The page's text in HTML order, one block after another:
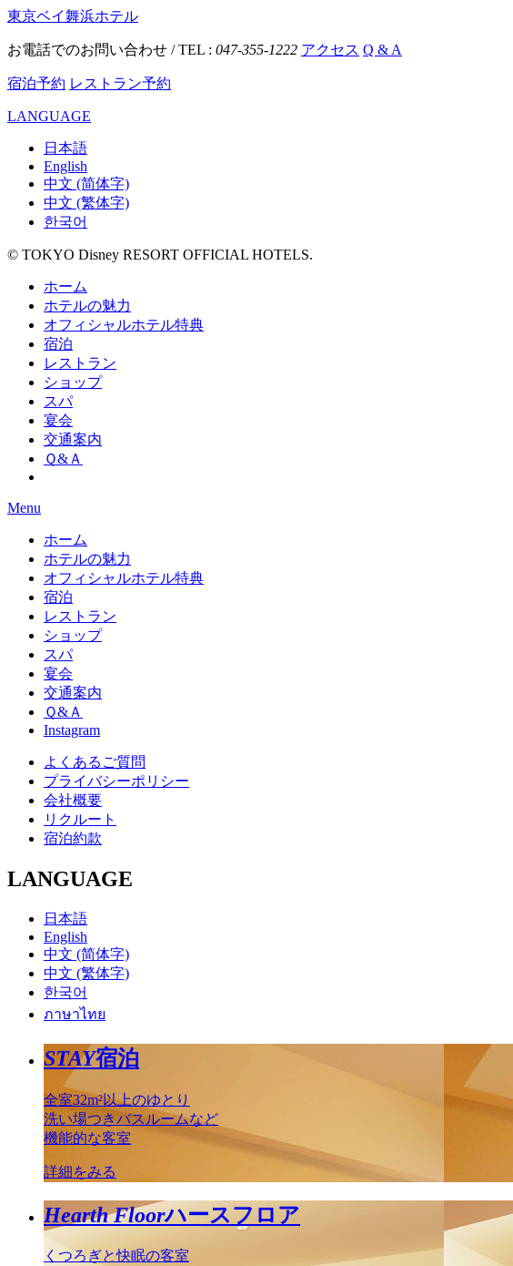
東京ベイ舞浜ホテル
お電話でのお問い合わせ / TEL : 047-355-1222 アクセス Q & A
宿泊予約 レストラン予約
LANGUAGE
日本語
English
中文 (简体字)
中文 (繁体字)
한국어
© TOKYO Disney RESORT OFFICIAL HOTELS.
ホーム
ホテルの魅力
オフィシャルホテル特典
宿泊
レストラン
ショップ
スパ
宴会
交通案内
Ｑ&Ａ
Menu
ホーム
ホテルの魅力
オフィシャルホテル特典
宿泊
レストラン
ショップ
スパ
宴会
交通案内
Ｑ&Ａ
Instagram
よくあるご質問
プライバシーポリシー
会社概要
リクルート
宿泊約款
LANGUAGE
日本語
English
中文 (简体字)
中文 (繁体字)
한국어
ภาษาไทย
STAY宿泊
全室32m²以上のゆとり
洗い場つきバスルームなど
機能的な客室
詳細をみる
Hearth Floorハースフロア
くつろぎと快眠の客室